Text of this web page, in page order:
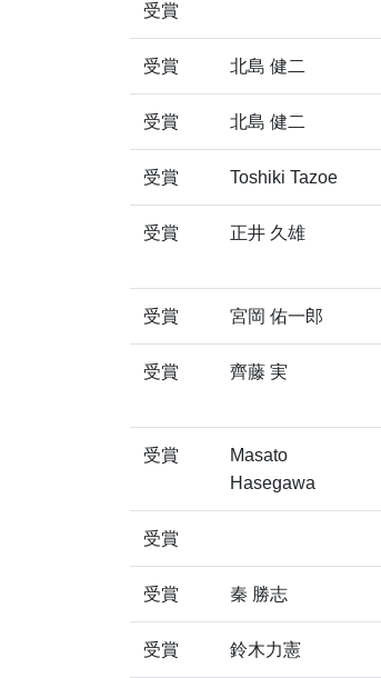
受賞
受賞 北島 健二
受賞 北島 健二
受賞 Toshiki Tazoe
受賞 正井 久雄
受賞 宮岡 佑一郎
受賞 齊藤 実
受賞
Masato
Hasegawa
受賞
受賞 秦 勝志
受賞 鈴木力憲